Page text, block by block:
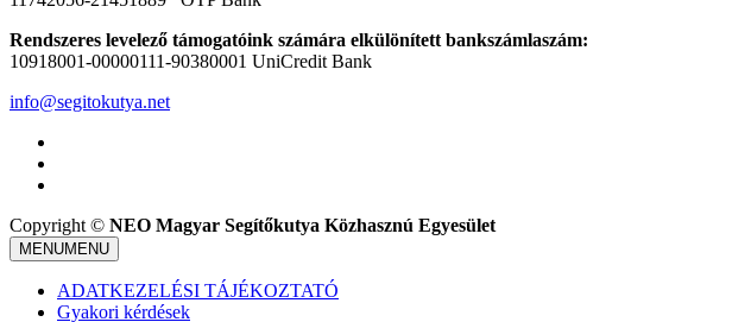
Rendszeres levelező támogatóink számára elkülönített bankszámlaszám:
10918001-00000111-90380001 UniCredit Bank
info@segitokutya.net
Copyright © NEO Magyar Segítőkutya Közhasznú Egyesület
MENUMENU
ADATKEZELÉSI TÁJÉKOZTATÓ
Gyakori kérdések